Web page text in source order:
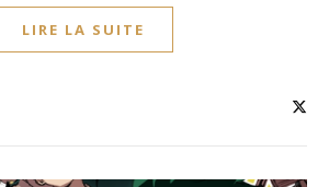
LIRE LA SUITE